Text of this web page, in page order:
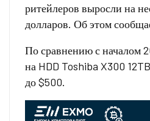
ритейлеров выросли на
долларов. Об этом
По сравнению с началом
на HDD Toshiba X300
до $500.